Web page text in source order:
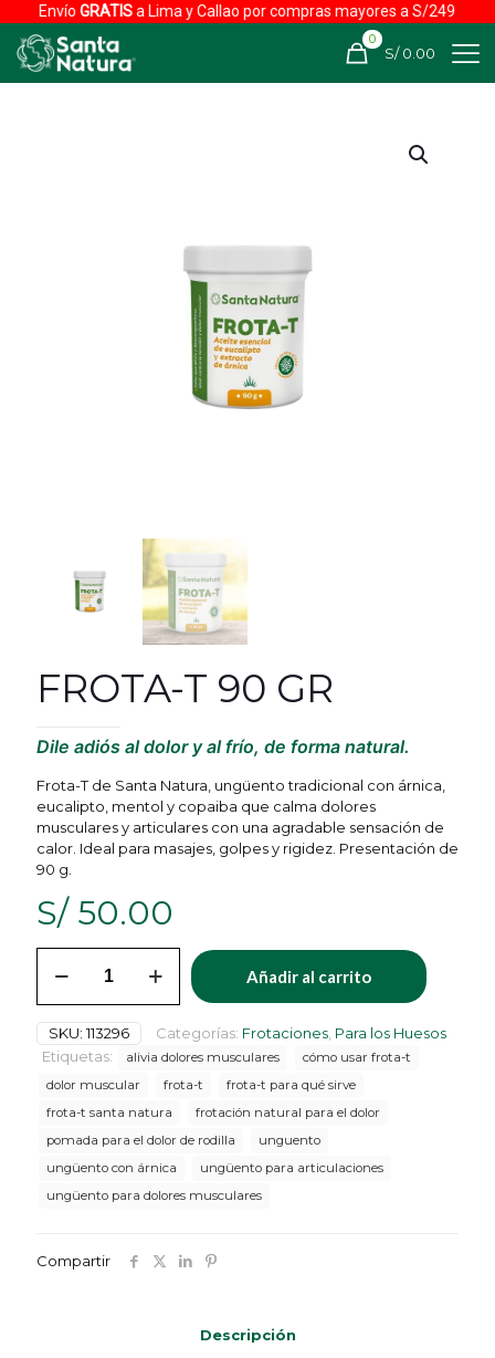
EnvíoGRATISa Lima y Callao por compras mayores a S/249
0
S/ 0.00
FROTA-T 90 GR
Dile adiós al dolor y al frío, de forma natural.
Frota-T de Santa Natura, ungüento tradicional con árnica,
eucalipto, mentol y copaiba que calma dolores
musculares y articulares con una agradable sensación de
calor. Ideal para masajes, golpes y rigidez. Presentación de
90 g.
S/50.00
GR
cantidad
Añadir al carrito
SKU:113296 Categorías: Frotaciones Para los Huesos
Etiquetas:
alivia dolores musculares
cómo usar frota-t
dolor muscular
frota-t
frota-t para qué sirve
frota-t santa natura
frotación natural para el dolor
pomada para el dolor de rodilla
unguento
ungüento con árnica
ungüento para articulaciones
ungüento para dolores musculares
Compartir
Descripción